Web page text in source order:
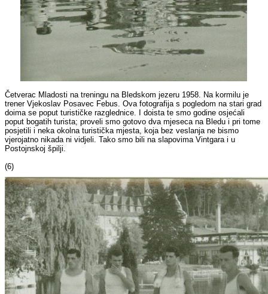
Četverac Mladosti na treningu na Bledskom jezeru 1958. Na kormilu je
trener Vjekoslav Posavec Febus. Ova fotografija s pogledom na stari grad
doima se poput turističke razglednice. I doista te smo godine osjećali
poput bogatih turista; proveli smo gotovo dva mjeseca na Bledu i pri tome
posjetili i neka okolna turistička mjesta, koja bez veslanja ne bismo
vjerojatno nikada ni vidjeli. Tako smo bili na slapovima Vintgara i u
Postojnskoj špilji.
(6)